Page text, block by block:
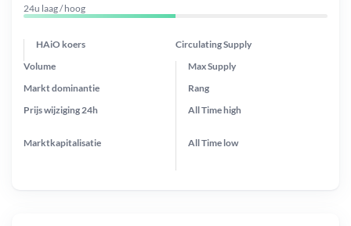
24u laag / hoog
HAiO koers Circulating Supply
Prijs wijziging 24h
Max Supply
Markt dominantie
Marktkapitalisatie
Volume
Rang
All Timehigh
All Time low